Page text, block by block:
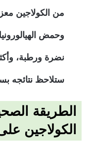
وحمض
نضرة ورطبة،
ستلاحظ نتائجه
الطريقة
الكولاجين